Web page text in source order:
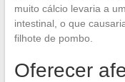
muito cálcio levaria a
intestinal, o que
filhote de pombo.
Oferecer